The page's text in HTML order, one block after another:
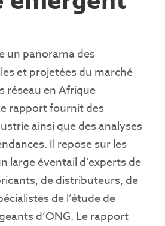
un panorama des
et projetées du marché
réseau en Afrique
rapport fournit des
ainsi que des analyses
Il repose sur les
large éventail d’experts de
de distributeurs, de
de l’étude de
d’ONG. Le rapport